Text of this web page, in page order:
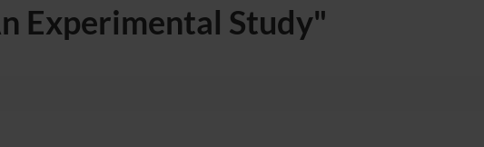
Experimental Study"